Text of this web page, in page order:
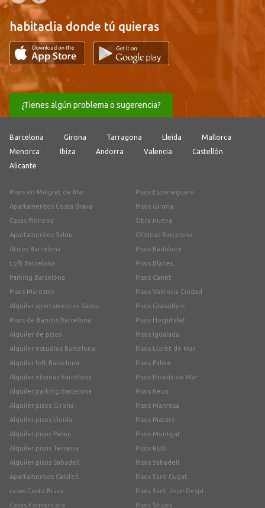
habitaclia donde tú quieras
¿Tienes algún problema o sugerencia?
Barcelona Girona Tarragona Lleida
Mallorca
Menorca
Ibiza Andorra Valencia
Castellón
Alicante
Pisos en Malgrat de Mar
Apartamentos Costa Brava
Casas Pirineos
Apartamentos Salou
Áticos Barcelona
Loft Barcelona
Parking Barcelona
Pisos Maresme
Alquiler apartamentos Salou
Pisos de Bancos Barcelona
Alquiler de pisos
Alquiler estudios Barcelona
Alquiler loft Barcelona
Alquiler oficinas Barcelona
Alquiler parking Barcelona
Alquiler pisos Girona
Alquiler pisos Lleida
Alquiler pisos Palma
Alquiler pisos Terrassa
Alquiler pisos Sabadell
Apartamentos Calafell
casas Costa Brava
Casas Formentera
Pisos Esparreguera
Pisos Girona
Obra nueva
Oficinas Barcelona
Pisos Badalona
Pisos Blanes
Pisos Canet
Pisos Valencia Ciudad
Pisos Granollers
Pisos Hospitalet
Pisos Igualada
Pisos Lloret de Mar
Pisos Palma
Pisos Pineda de Mar
Pisos Reus
Pisos Manresa
Pisos Mataró
Pisos Montgat
Pisos Rubí
Pisos Sabadell
Pisos Sant Cugat
Pisos Sant Joan Despí
Pisos Sitges